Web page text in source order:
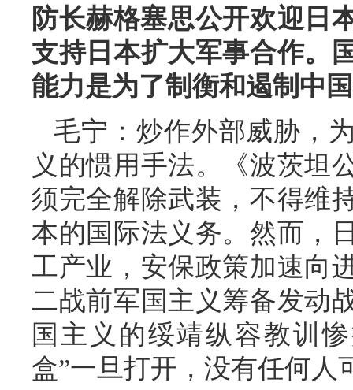
防长赫格塞思公开欢迎日
支持日本扩大军事合作。
能力是为了制衡和遏制中
毛宁：炒作外部威胁，
义的惯用手法。《波茨坦
须完全解除武装，不得维
本的国际法义务。然而，
工产业，安保政策加速向
二战前军国主义筹备发动
国主义的绥靖纵容教训
盒”一旦打开，没有任何人